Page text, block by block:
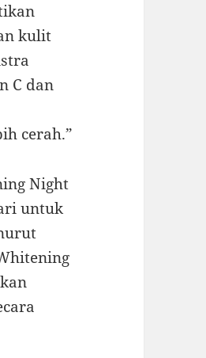
kulit
C dan
cerah.”
Night
untuk